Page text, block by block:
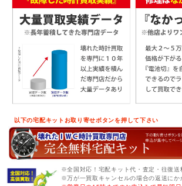
以下の宅配キットお取り寄せボタンを押して下さい
※全国対応！宅配キット代・査定・往復送
※万が一買取キャンセルの場合の返送にか